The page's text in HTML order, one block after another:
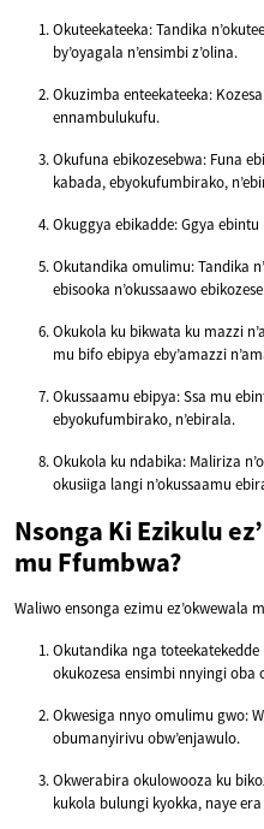
Okuteekateeka: Tandika
by’oyagala n’ensimbi z’olina.
Okuzimba enteekateeka:
ennambulukufu.
Okufuna ebikozesebwa: Funa
kabada, ebyokufumbirako,
Okuggya ebikadde: Ggya
Okutandika omulimu: Tandika
ebisooka n’okussaawo
Okukola ku bikwata ku mazzi
mu bifo ebipya eby’amazzi
Okussaamu ebipya: Ssa mu
ebyokufumbirako, n’ebirala.
Okukola ku ndabika: Maliriza
okusiiga langi n’okussaamu
Nsonga Ki Ezikulu
mu Ffumbwa?
Waliwo ensonga ezimu ez’okwewala
Okutandika nga
okukozesa ensimbi nnyingi oba
Okwesiga nnyo omulimu gwo:
obumanyirivu obw’enjawulo.
Okwerabira okulowooza ku
kukola bulungi kyokka, naye